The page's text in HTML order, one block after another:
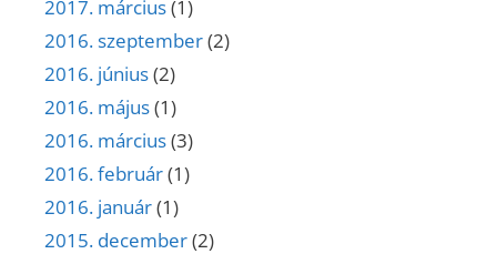
2017. március(1)
2016. szeptember(2)
2016. június(2)
2016. május(1)
2016. március(3)
2016. február(1)
2016. január(1)
2015. december(2)